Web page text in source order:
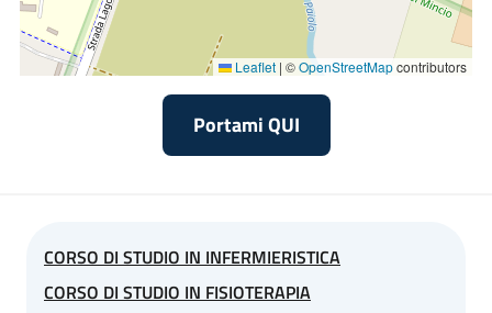
percorso di studio, in itinere e in uscita per facilitare
l’ingresso nel mondo del lavoro
Pluralità di sediper il tirocinio pratico, con specializzazioni
collegamento con il mondo del lavoro
formazione specifica per il ruolo rivestito
Leaflet | ©OpenStreetMapcontributors
Portami QUI
CORSO DI STUDIO IN INFERMIERISTICA
CORSO DI STUDIO IN FISIOTERAPIA